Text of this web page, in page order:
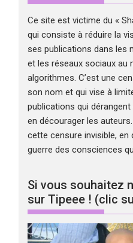
Ce site est victime du «
qui consiste à réduire la
ses publications dans les
et les réseaux sociaux au
algorithmes. C’est une
son nom et qui vise à
publications qui
en décourager les
cette censure invisible, en
guerre des consciences
Si vous souhaitez
sur Tipeee ! (clic